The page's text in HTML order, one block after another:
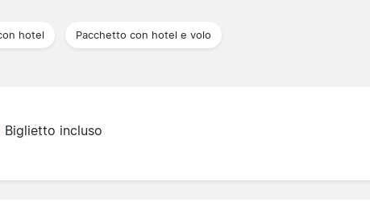
hotel Pacchetto con hotel e volo
Biglietto incluso